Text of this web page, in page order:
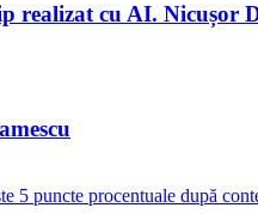
realizat cu AI.